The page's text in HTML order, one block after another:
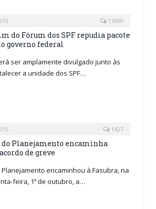
11000
do Fórum dos SPF repudia pacote
governo federal
ser amplamente divulgado junto às
a unidade dos SPF…
1427
Planejamento encaminha
de greve
encaminhou à Fasubra, na
feira, 1º de outubro, a…